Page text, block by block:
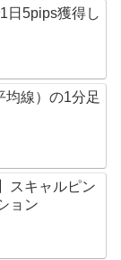
日5pips獲得し
均線）の1分足
スキャルピン
ョン